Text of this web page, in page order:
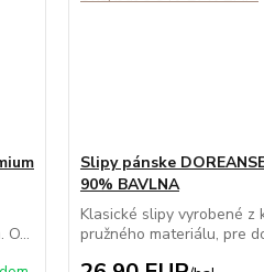
O...
Slipy pánske
90% BAVLNA
Klasické slipy vyrobené z
pružného materiálu, pre